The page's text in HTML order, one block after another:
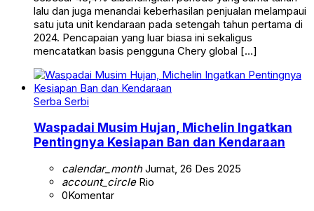
lalu dan juga menandai keberhasilan penjualan melampaui
satu juta unit kendaraan pada setengah tahun pertama di
2024. Pencapaian yang luar biasa ini sekaligus
mencatatkan basis pengguna Chery global […]
Serba Serbi
Waspadai Musim Hujan, Michelin Ingatkan
Pentingnya Kesiapan Ban dan Kendaraan
calendar_monthJumat, 26 Des 2025
account_circleRio
0Komentar